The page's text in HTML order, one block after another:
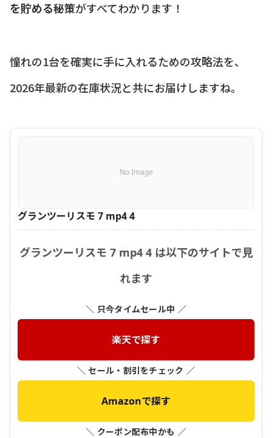
を貯める秘策がすべてわかります！
憧れの1台を確実に手に入れるための攻略法を、
2026年最新の在庫状況と共にお届けしますね。
No Image
グランツーリスモ 7 mp4 4
グランツーリスモ 7 mp4 4 は以下のサイトで見
れます
＼ 只今タイムセール中 ／
楽天で探す
＼ セール・割引をチェック ／
Amazonで探す
＼ クーポン配布中かも ／